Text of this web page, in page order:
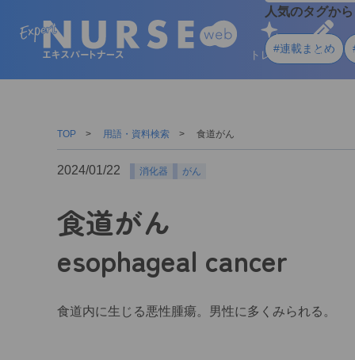
人気のタグか
#連載まとめ
トレンド 学ぶ
TOP 用語・資料検索 食道がん
2024/01/22 消化器 がん
食道がん
esophageal cancer
食道内に生じる悪性腫瘍。男性に多くみられる。